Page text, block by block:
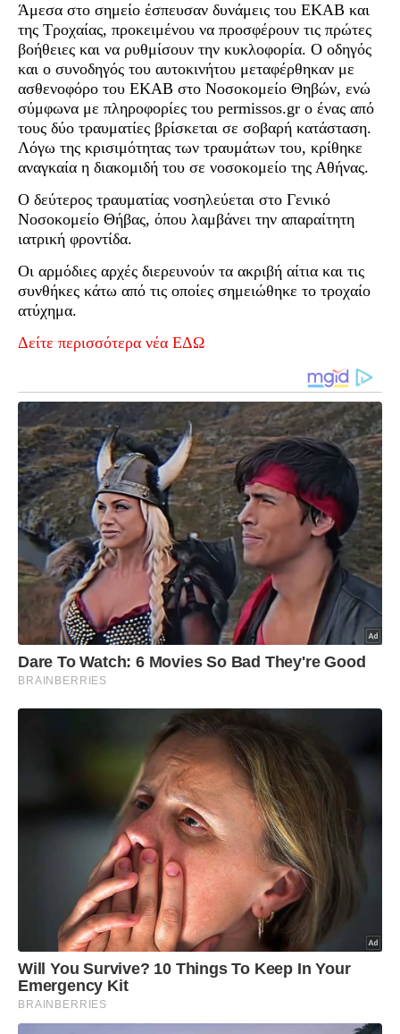
Άμεσα στο σημείο έσπευσαν δυνάμεις του ΕΚΑΒ και
της Τροχαίας, προκειμένου να προσφέρουν τις πρώτες
βοήθειες και να ρυθμίσουν την κυκλοφορία. Ο οδηγός
και ο συνοδηγός του αυτοκινήτου μεταφέρθηκαν με
ασθενοφόρο του ΕΚΑΒ στο Νοσοκομείο Θηβών, ενώ
σύμφωνα με πληροφορίες του permissos.gr ο ένας από
τους δύο τραυματίες βρίσκεται σε σοβαρή κατάσταση.
Λόγω της κρισιμότητας των τραυμάτων του, κρίθηκε
αναγκαία η διακομιδή του σε νοσοκομείο της Αθήνας.
Ο δεύτερος τραυματίας νοσηλεύεται στο Γενικό
Νοσοκομείο Θήβας, όπου λαμβάνει την απαραίτητη
ιατρική φροντίδα.
Οι αρμόδιες αρχές διερευνούν τα ακριβή αίτια και τις
συνθήκες κάτω από τις οποίες σημειώθηκε το τροχαίο
ατύχημα.
Δείτε περισσότερα νέα ΕΔΩ